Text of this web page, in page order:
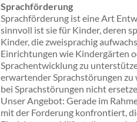
Sprachförderung
Sprachförderung ist eine Art
sinnvoll ist sie für Kinder, deren
Kinder, die zweisprachig
Einrichtungen wie Kindergärten
Sprachentwicklung zu
erwartender Sprachstörungen zu
bei Sprachstörungen nicht
Unser Angebot: Gerade im
mit der Forderung konfrontiert,